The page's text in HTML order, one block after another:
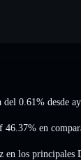
del 0.61% desde
46.37% en
en los principales